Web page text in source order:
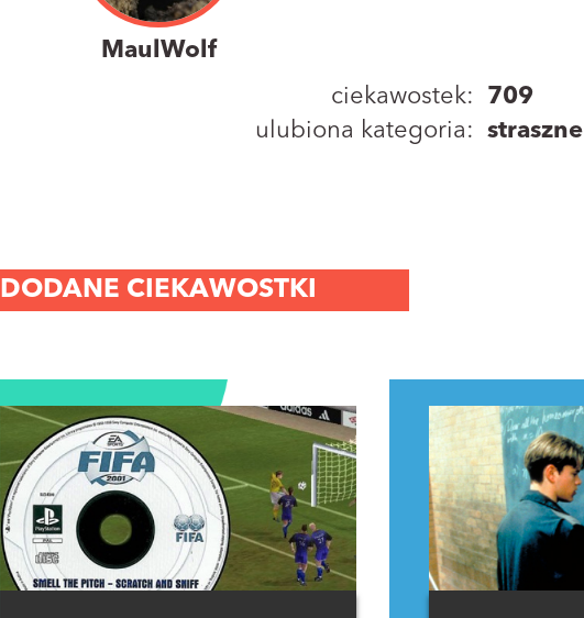
MaulWolf
ciekawostek:
709
ulubiona kategoria:
straszne
DODANE CIEKAWOSTKI